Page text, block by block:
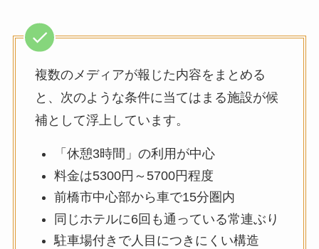
複数のメディアが報じた内容をまとめる
と、次のような条件に当てはまる施設が候
補として浮上しています。
「休憩3時間」の利用が中心
料金は5300円～5700円程度
前橋市中心部から車で15分圏内
同じホテルに6回も通っている常連ぶり
駐車場付きで人目につきにくい構造